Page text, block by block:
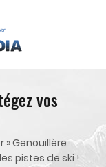
vos
»Genouillère
pistes de ski !